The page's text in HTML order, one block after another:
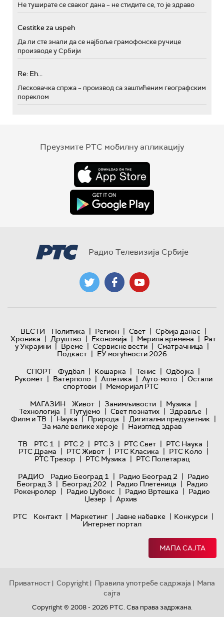
Не туширате се сваког дана – не стидите се, то је здраво
Cestitke za uspeh
Да ли сте знали да се најбоље грамофонске ручице
производе у Србији
Re: Eh...
Лесковачка спржа – производ са заштићеним географским
пореклом
Преузмите РТС мобилну апликацију
Радио Телевизија Србије
ВЕСТИ Политика | Регион | Свет | Србија данас |
Хроника | Друштво | Економија | Мерила времена | Рат
у Украјини | Време | Сервисне вести | Сматрачница |
Подкаст | ЕУ могућности 2026
СПОРТ
Фудбал | Кошарка | Тенис | Одбојка |
Рукомет | Ватерполо | Атлетика | Ауто-мото | Остали
спортови | Меморијал РТС
МАГАЗИН
Живот | Занимљивости | Музика |
Технологијa | Путујемо | Свет познатих | Здравље |
Филм и ТВ | Наука | Природа | Дигитални предузетник |
За мале велике хероје | Наизглед здрав
ТВ
РТС 1 | РТС 2 | РТС 3 | РТС Свет | РТС Наука |
РТС Драма | РТС Живот | РТС Класика | РТС Коло |
РТС Трезор | РТС Музика | РТС Полетарац
РАДИО
Радио Београд 1 | Радио Београд 2 | Радио
Београд 3 | Београд 202 | Радио Плетеница | Радио
Рокенролер | Радио Џубокс | Радио Вртешка | Радио
Џезер | Архив
РТС
Контакт | Маркетинг | Јавне набавке | Конкурси |
Интернет портал
МАПА САЈТА
Приватност | Copyright | Правила употребе садржаја | Мапа
сајта
Copyright © 2008 - 2026 РТС. Сва права задржана.